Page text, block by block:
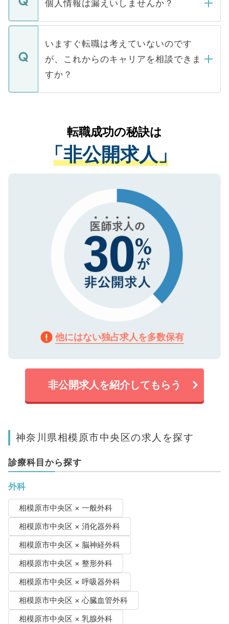
■応募殺到を避けるため 人気のある医療機
関を公にしてしまうと、応募が殺到する場
に、医療機関が求める条件に合った人材の
みを人材紹介会社に依頼するケースが増え
ています。
定を承諾する必要はありません。内定先へ
の辞退の連絡はキャリアパートナーが行い
ますので、ご安心ください。
個人情報は漏えいしませんか？
個人情報が漏えいすることはありませんの
で、ご安心ください。当サイトからの登録
などで収集したご登録者様の個人情報は、
ご本人のキャリアアップおよび転職活動の
支援を目的に使用いたします。お預かりし
ているすべての個人データはご本人の許可
は、個人情報の取り扱いについての厳密な
管理基準を満たした事業者のみに付与され
る、プライバシーマークを取得済みです。
ご登録いただいた個人情報は、SSL（デー
で、機密保持に関してもご安心ください。
いますぐ転職は考えていないのです
が、これからのキャリアを相談できま
すか？
かがいして、現在の医療機関の状況や紹介
経験をまじえながら、適切なアドバイスを
させていただきます。すぐにご転職をされ
ない方には、長期的なサポートが可能です
ので、まずはご登録ください。
転職成功の秘訣は
「非公開求人」
他にはない独占求人を多数保有
非公開求人を紹介してもらう
神奈川県相模原市中央区の求人を探す
診療科目から探す
外科
相模原市中央区 × 一般外科
相模原市中央区 × 消化器外科
相模原市中央区 × 脳神経外科
相模原市中央区 × 整形外科
相模原市中央区 × 呼吸器外科
相模原市中央区 × 心臓血管外科
相模原市中央区 × 乳腺外科